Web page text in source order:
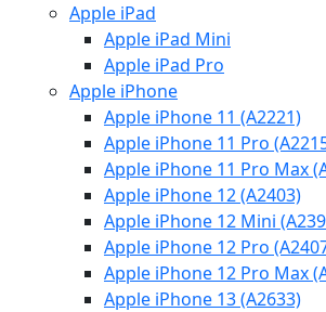
Apple iPad
Apple iPad Mini
Apple iPad Pro
Apple iPhone
Apple iPhone 11 (A2221)
Apple iPhone 11 Pro
Apple iPhone 11 Pro Max
Apple iPhone 12 (A2403)
Apple iPhone 12 Mini
Apple iPhone 12 Pro
Apple iPhone 12 Pro Max
Apple iPhone 13 (A2633)